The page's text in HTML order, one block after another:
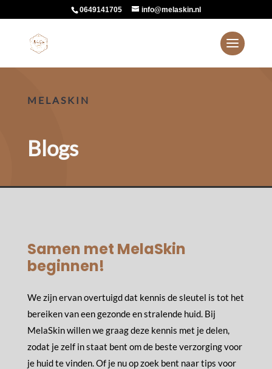
0649141705 info@melaskin.nl
MELASKIN
Blogs
Samen met MelaSkin
beginnen!
We zijn ervan overtuigd dat kennis de sleutel is tot het
bereiken van een gezonde en stralende huid. Bij
MelaSkin willen we graag deze kennis met je delen,
zodat je zelf in staat bent om de beste verzorging voor
je huid te vinden. Of je nu op zoek bent naar tips voor